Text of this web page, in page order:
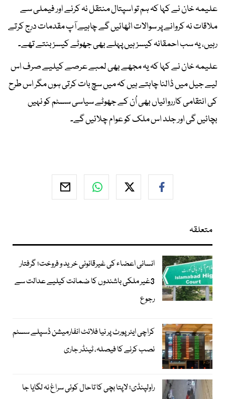
علیمہ خان نے کہا کہ ہم تو اسپتال منتقل نہ کرنے اور فیملی سے
ملاقات نہ کروانے پر سوالات اٹھائیں گے چاہیے آپ مقدمات درج کرتے
رہیں، یہ سب احمقانہ کیسز ہیں پہلے بھی جھوٹے کیسز بنتے تھے۔
علیمہ خان نے کہا کہ یہ مجھے بھی لمبے عرصے کیلیے صرف اس
لیے جیل میں ڈالنا چاہتے ہیں کہ میں سچ بات کرتی ہوں مگر اس طرح
کی انتقامی کارروائیاں بھی اُن کے جھوٹے سیاسی سسٹم کو نہیں
بچائیں گی اور جلد اس ملک کو عوام چلائیں گے۔
متعلقہ
انسانی اعضاء کی غیرقانونی خرید و فروخت؛ گرفتار
3غیر ملکی باشندوں کا ضمانت کیلیے عدالت سے
رجوع
کراچی ایئرپورٹ پر نیا فلائٹ انفارمیشن ڈسپلے سسٹم
نصب کرنے کا فیصلہ، ٹینڈر جاری
راولپنڈی؛ لاپتا بچی کا تاحال کوئی سراغ نہ لگایا جا